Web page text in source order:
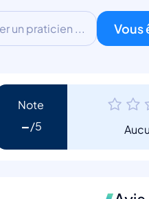
un praticien ... Vous
Note
-